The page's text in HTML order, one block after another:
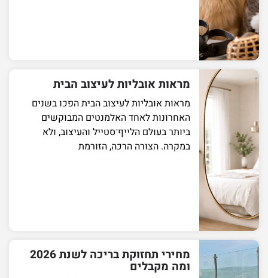
מראות אובליות לעיצוב הבית
מראות אובליות לעיצוב הבית הפכו בשנים
האחרונות לאחד האלמנטים המבוקשים
ביותר בעולם הלייף־סטייל והעיצוב, ולא
במקרה. הצורה הרכה, הזורמת
מחירי תחזוקת בריכה לשנת 2026
ומה מקבלים